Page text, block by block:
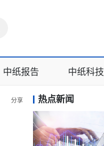
中纸报告 中纸科技
分享 热点新闻